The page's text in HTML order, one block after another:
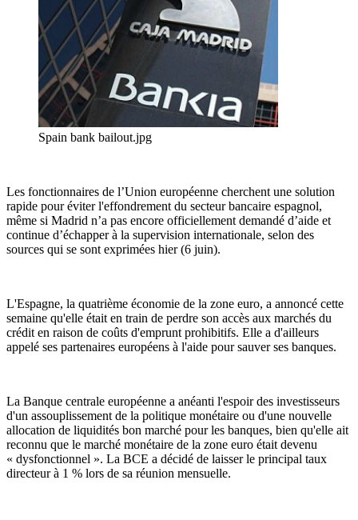
Spain bank bailout.jpg
Les fonctionnaires de l’Union européenne cherchent une solution
rapide pour éviter l'effondrement du secteur bancaire espagnol,
même si Madrid n’a pas encore officiellement demandé d’aide et
continue d’échapper à la supervision internationale, selon des
sources qui se sont exprimées hier (6 juin).
L'Espagne, la quatrième économie de la zone euro, a annoncé cette
semaine qu'elle était en train de perdre son accès aux marchés du
crédit en raison de coûts d'emprunt prohibitifs. Elle a d'ailleurs
appelé ses partenaires européens à l'aide pour sauver ses banques.
La Banque centrale européenne a anéanti l'espoir des investisseurs
d'un assouplissement de la politique monétaire ou d'une nouvelle
allocation de liquidités bon marché pour les banques, bien qu'elle ait
reconnu que le marché monétaire de la zone euro était devenu
« dysfonctionnel ». La BCE a décidé de laisser le principal taux
directeur à 1 % lors de sa réunion mensuelle.